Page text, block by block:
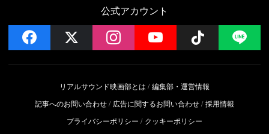
公式アカウント
facebook instagramYouTube Follow
リアルサウンド映画部とは
編集部・運営情報
記事へのお問い合わせ
広告に関するお問い合わせ 採用情報
プライバシーポリシー
クッキーポリシー